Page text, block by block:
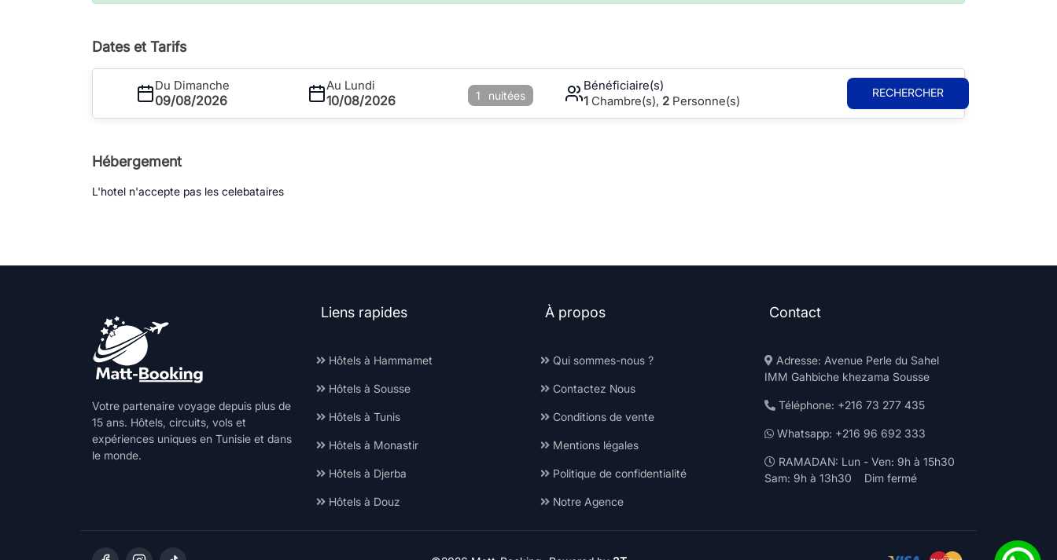
Dates et Tarifs
Du Dimanche
09/08/2026
Au Lundi
10/08/2026 1 nuitées
Bénéficiaire(s)
1Chambre(s), 2 Personne(s)
RECHERCHER
Hébergement
L'hotel n'accepte pas les celebataires
Votre partenaire voyage depuis plus de
15 ans. Hôtels, circuits, vols et
expériences uniques en Tunisie et dans
le monde.
Liens rapides
Hôtels à Hammamet
Hôtels à Sousse
Hôtels à Tunis
Hôtels à Monastir
Hôtels à Djerba
Hôtels à Douz
À propos
Qui sommes-nous ?
Contactez Nous
Conditions de vente
Mentions légales
Politique de confidentialité
Notre Agence
Contact
Adresse: Avenue Perle du Sahel
IMM Gahbiche khezama Sousse
Téléphone: +216 73 277 435
Whatsapp: +216 96 692 333
RAMADAN: Lun - Ven: 9h à 15h30
Sam: 9h à 13h30 Dim fermé